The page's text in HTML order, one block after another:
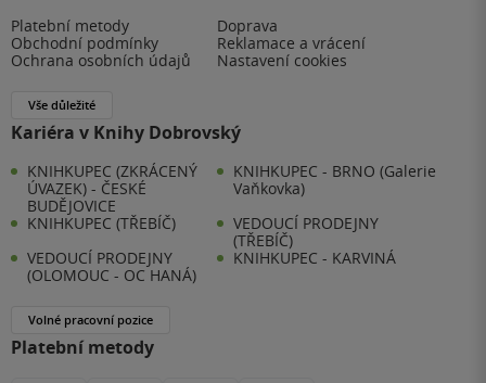
Platební metody
Doprava
Obchodní podmínky
Reklamace a vrácení
Ochrana osobních údajů
Nastavení cookies
Vše důležité
Kariéra v Knihy Dobrovský
KNIHKUPEC (ZKRÁCENÝ
ÚVAZEK) - ČESKÉ
BUDĚJOVICE
KNIHKUPEC - BRNO (Galerie
Vaňkovka)
KNIHKUPEC (TŘEBÍČ)
VEDOUCÍ PRODEJNY
(TŘEBÍČ)
VEDOUCÍ PRODEJNY
(OLOMOUC - OC HANÁ)
KNIHKUPEC - KARVINÁ
Volné pracovní pozice
Platební metody